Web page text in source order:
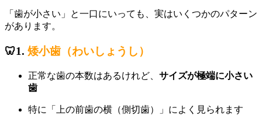
「歯が小さい」と一口にいっても、実はいくつかのパターン
があります。
🦷1. 矮小歯（わいしょうし）
正常な歯の本数はあるけれど、 サイズが極端に小さい
歯
特に「上の前歯の横（側切歯）」によく見られます